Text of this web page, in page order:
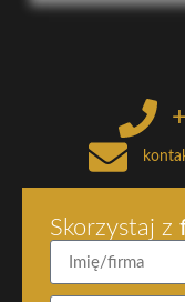
Skorzystaj z